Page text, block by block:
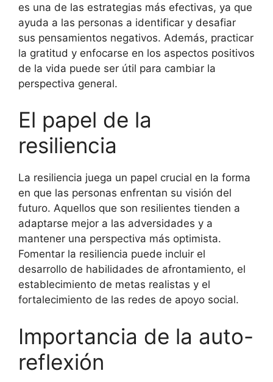
es una de las estrategias más efectivas, ya que
ayuda a las personas a identificar y desafiar
sus pensamientos negativos. Además, practicar
la gratitud y enfocarse en los aspectos positivos
de la vida puede ser útil para cambiar la
perspectiva general.
El papel de la
resiliencia
La resiliencia juega un papel crucial en la forma
en que las personas enfrentan su visión del
futuro. Aquellos que son resilientes tienden a
adaptarse mejor a las adversidades y a
mantener una perspectiva más optimista.
Fomentar la resiliencia puede incluir el
desarrollo de habilidades de afrontamiento, el
establecimiento de metas realistas y el
fortalecimiento de las redes de apoyo social.
Importancia de la auto-
reflexión